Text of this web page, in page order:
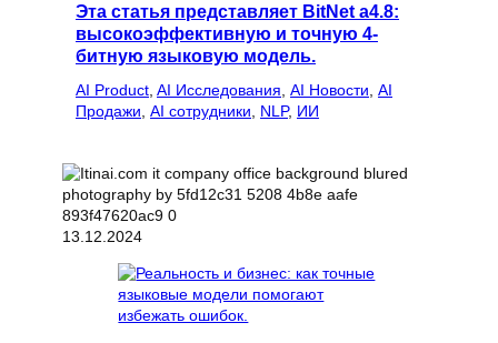
Эта статья представляет BitNet a4.8:
высокоэффективную и точную 4-
битную языковую модель.
AI Product AI Исследования AI Новости AI
Продажи AI сотрудники NLP, ИИ
13.12.2024